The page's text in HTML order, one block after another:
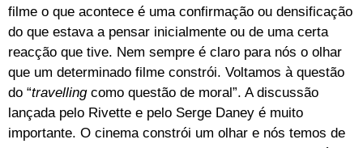
filme o que acontece é uma confirmação ou densificação
do que estava a pensar inicialmente ou de uma certa
reacção que tive. Nem sempre é claro para nós o olhar
que um determinado filme constrói. Voltamos à questão
do “travelling como questão de moral”. A discussão
lançada pelo Rivette e pelo Serge Daney é muito
importante. O cinema constrói um olhar e nós temos de